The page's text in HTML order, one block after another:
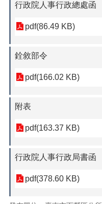
行政院人事行政總處函
pdf(86.49 KB)
銓敘部令
pdf(166.02 KB)
附表
pdf(163.37 KB)
行政院人事行政局書函
pdf(378.60 KB)